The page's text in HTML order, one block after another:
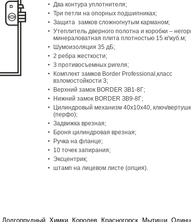
Два контура уплотнителя;
Три петли на опорных подшипниках;
Защита замков сложногнутым карманом;
Утеплитель дверного полотна и коробки –
минераловатная плита плотностью 15 кг\куб.м;
Шумоизоляция 35 дБ;
2 ребра жесткости;
3 противосъемных ригеля;
Комплект замков Border Professional,класс
взломостойкости 3;
Верхний замок BORDER ЗВ1-8Г;
Нижний замок BORDER ЗВ9-8Г;
Цилиндровый механизм 40х10х40, ключ/
(перфо);
Задвижка врезная;
Броня цилиндровая врезная;
Ручка на фланце;
10 точек запирания;
Эксцентрик;
штамп на лицевом листе (опция).
Долгопрудный, Химки, Королев, Красногорск, Мытищи,